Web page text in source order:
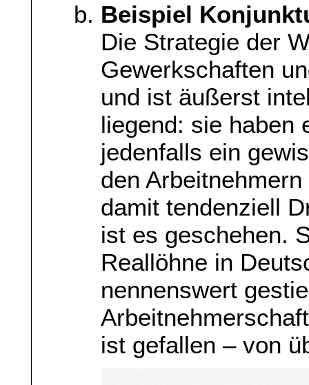
Beispiel
Die Strategie der
Gewerkschaften
und ist äußerst
liegend: sie haben
jedenfalls ein
den
damit tendenziell
ist es geschehen.
Reallöhne in
nennenswert
ist gefallen – von